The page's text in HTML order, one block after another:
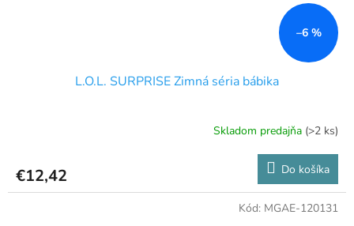
–6 %
L.O.L. SURPRISE Zimná séria bábika
Skladom predajňa (>2 ks)
€12,42 Do košíka
Kód: MGAE-120131